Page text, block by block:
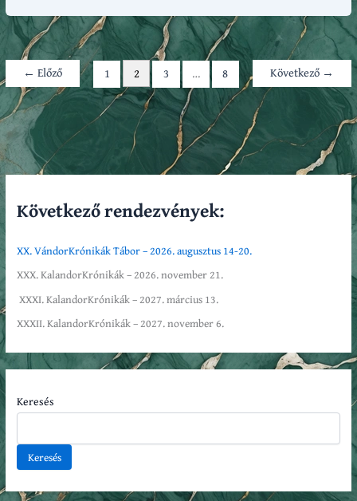
← Előző 1 2 3 … 8 Következő →
Következő rendezvények:
XX. VándorKrónikák Tábor – 2026. augusztus 14-20.
XXX. KalandorKrónikák – 2026. november 21.
XXXI. KalandorKrónikák – 2027. március 13.
XXXII. KalandorKrónikák – 2027. november 6.
Keresés
Keresés